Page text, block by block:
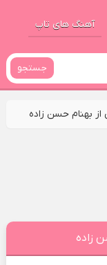
آهنگ های تاپ
جستجو
بهنام حسن زاده
زاده